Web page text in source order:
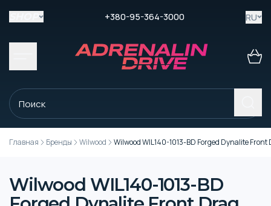
+380-95-364-3000 RU
Главная Бренды Wilwood Wilwood WIL140-1013-BD Forged Dynalite
Wilwood WIL140-1013-BD